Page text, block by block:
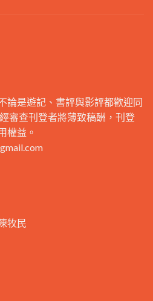
論是遊記、書評與影評都歡迎同
審查刊登者將薄致稿酬，刊登
權益。
牧民